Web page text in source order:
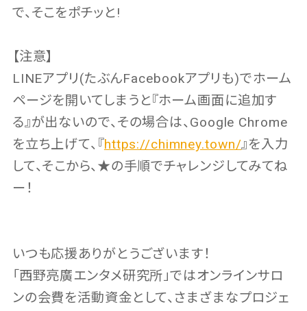
で、そこをポチッと!
【注意】
LINEアプリ(たぶんFacebookアプリも)でホーム
ページを開いてしまうと『ホーム画面に追加す
る』が出ないので、その場合は、Google Chrome
を立ち上げて、『https://chimney.town/』を入力
して、そこから、★の手順でチャレンジしてみてね
ー！
いつも応援ありがとうございます！
「西野亮廣エンタメ研究所」ではオンラインサロ
ンの会費を活動資金として、さまざまなプロジェ